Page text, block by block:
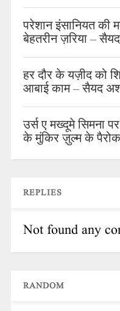
परेशान इंसानियत की
बेहतरीन ज़रिया –
हर दौर के यज़ीद को
आबाई काम – सैयद
उर्स ए मख्दूमे सिमना
के मुंकिर ज़ुल्म के
REPLIES
Not found any
RANDOM